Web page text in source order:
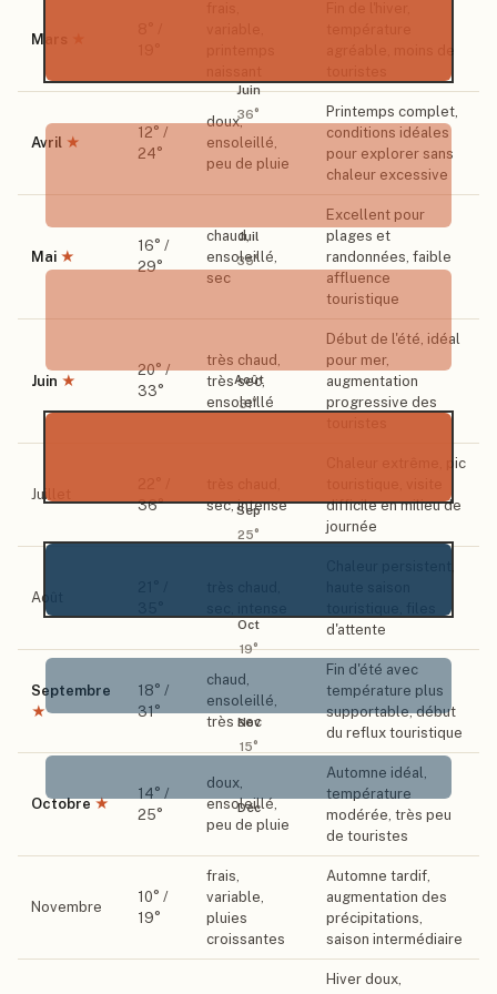
Juin
36°
Juil
35°
Août
31°
Sep
25°
Oct
19°
Nov
15°
Déc
Mars
Avril ★
12° /
24°
doux,
ensoleillé,
peu de pluie
Printemps complet,
conditions idéales
pour explorer sans
chaleur excessive
Mai ★
16° /
29°
chaud,
ensoleillé,
sec
Excellent pour
plages et
randonnées, faible
affluence
touristique
Juin ★
20° /
33°
très chaud,
très sec,
ensoleillé
Début de l'été, idéal
pour mer,
augmentation
progressive des
Juillet
36°
sec, intense
Chaleur extrême, pic
difficile en milieu de
journée
Août
d'attente
Septembre
★
18° /
31°
chaud,
ensoleillé,
très sec
Fin d'été avec
température plus
supportable, début
du reflux touristique
Octobre ★
14° /
25°
doux,
ensoleillé,
peu de pluie
Automne idéal,
température
modérée, très peu
de touristes
Novembre
10° /
19°
frais,
variable,
pluies
croissantes
Automne tardif,
augmentation des
précipitations,
saison intermédiaire
Hiver doux,